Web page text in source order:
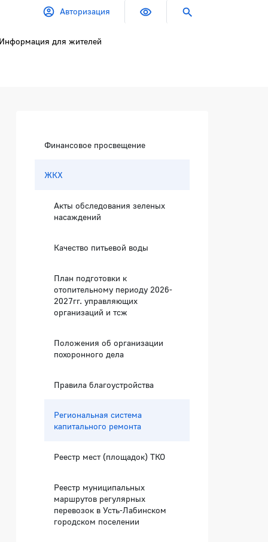
Авторизация
Информация для жителей
Финансовое просвещение
ЖКХ
Акты обследования зеленых
насаждений
Качество питьевой воды
План подготовки к
отопительному периоду 2026-
2027гг. управляющих
организаций и тсж
Положения об организации
похоронного дела
Правила благоустройства
Региональная система
капитального ремонта
Реестр мест (площадок) ТКО
Реестр муниципальных
маршрутов регулярных
перевозок в Усть-Лабинском
городском поселении